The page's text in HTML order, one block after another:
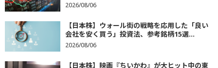
2026/08/06
【日本株】ウォール街の戦略を応用した「良い
会社を安く買う」投資法、参考銘柄15選...
2026/08/06
【日本株】映画『ちいかわ』が大ヒット中の東